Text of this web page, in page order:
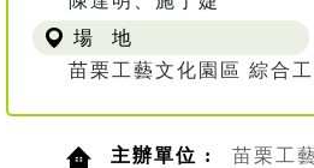
場 地
苗栗工藝文化園區 綜合
主辦單位 : 苗栗工